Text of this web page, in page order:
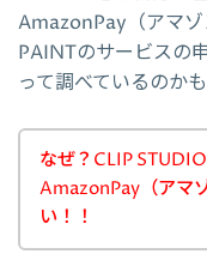
AmazonPay（アマ
PAINTのサービスの
って調べているのか
なぜ？CLIP
AmazonPay（アマ
い！！